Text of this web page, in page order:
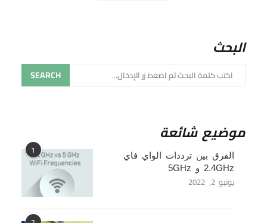
البحث
SEARCH
موضيع شائعة
1
الفرق بين ترددات الواي فاي
2.4GHz و 5GHz
يونيو 2, 2022